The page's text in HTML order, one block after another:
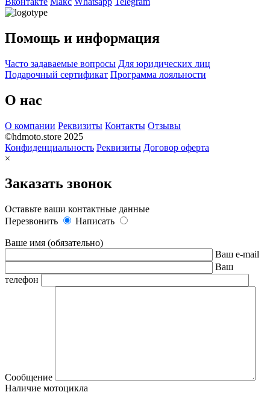
Помощь и информация
Часто задаваемые вопросы Для юридических лиц
Подарочный сертификат Программа лояльности
О нас
О компании Реквизиты Контакты Отзывы
©hdmoto.store 2025
Конфиденциальность Реквизиты Договор оферта
×
Заказать звонок
Оставьте ваши контактные данные
Перезвонить
Написать
Ваше имя (обязательно)
Ваш e-mail
Ваш
телефон
Сообщение
Наличие мотоцикла